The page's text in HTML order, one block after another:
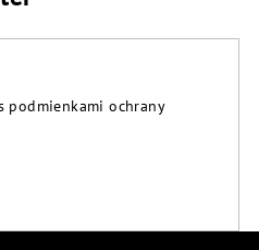
podmienkami ochrany